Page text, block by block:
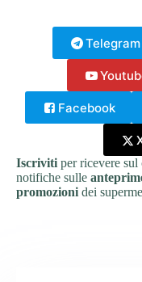
Telegram
Facebook
Iscriviti per ricevere sul
notifiche sulle
promozioni dei